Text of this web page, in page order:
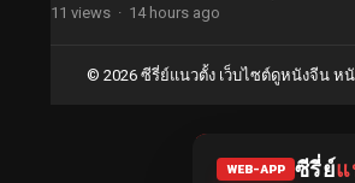
11 views · 14 hours ago
© 2026 ซีรี่ย์แนวตั้ง เว็บไซต์ดูหนังจีน
WEB-APP ซีรี่ย์แ